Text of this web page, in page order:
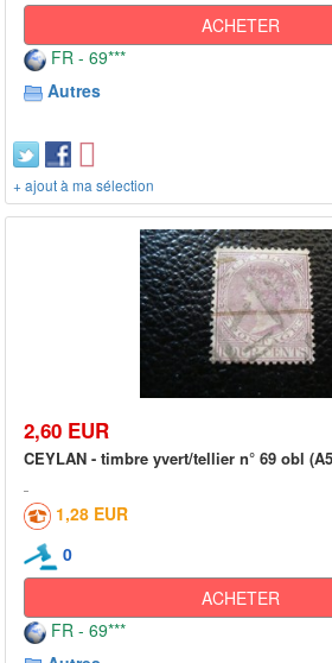
ACHETER
FR - 69***
Autres
+ ajout à ma sélection
2,60 EUR
CEYLAN - timbre yvert/tellier n° 69 obl
1,28 EUR
0
ACHETER
FR - 69***